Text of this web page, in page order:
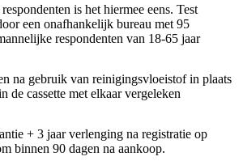
is het hiermee eens. Test
een onafhankelijk bureau met 95
respondenten van 18-65 jaar
na gebruik van reinigingsvloeistof in plaats
de cassette met elkaar vergeleken
+ 3 jaar verlenging na registratie op
binnen 90 dagen na aankoop.​